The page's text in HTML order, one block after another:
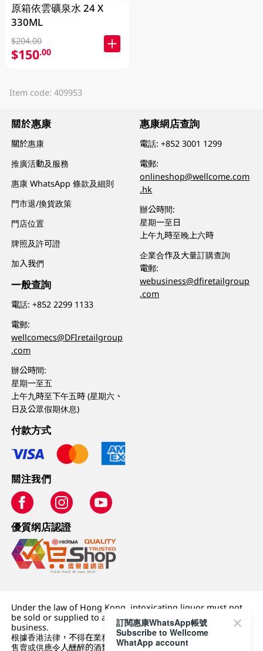
原箱依雲礦泉水 24 X
330ML
$204.00
$150.00
Item code: 409953
關於惠康
關於惠康
推廣活動及服務
惠康 WhatsApp 條款及細則
門市退/換貨政策
門店位置
牌照及許可證
加入我們
一般查詢
電話:+852 2299 1133
電郵:
wellcomecs@DFIretailgroup
.com
辦公時間:
星期一至五
上午九時至下午五時 (星期六、
日及公眾假期休息)
惠康網店查詢
電話:+852 3001 1299
電郵:
onlineshop@wellcome.com
.hk
辦公時間:
星期一至日
上午九時至晚上六時
企業合作及大量訂購查詢
電郵:
webusiness@dfiretailgroup
.com
付款方式
關注我們
優質纲店認證
Under the law of Hong Kong, intoxicating liquor must not
be sold or supplied to a minor (under 18) in the course of
business.
根據香港法律，不得在業務過程中，向未成年人 (18 歲以下人士)
售賣或供應令人醺醉的酒類。
訂閱惠康WhatsApp帳號
Subscribe to Wellcome
WhatApp account